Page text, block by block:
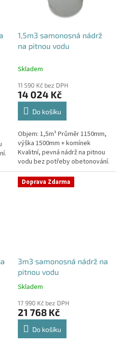
1,5m3 samonosná nádrž
na pitnou vodu
Skladem
11 590 Kč bez DPH
14 024 Kč
Do košíku
Objem: 1,5m³ Průměr 1150mm,
výška 1500mm + komínek
Kvalitní, pevná nádrž na pitnou
vodu bez potřeby obetonování.
Průměr a umístění všech
prostupů pro potrubí a hadice...
Doprava Zdarma
3m3 samonosná nádrž na
pitnou vodu
Průměrné
produktu
je
5,0
Skladem
17 990 Kč bez DPH
21 768 Kč
Do košíku